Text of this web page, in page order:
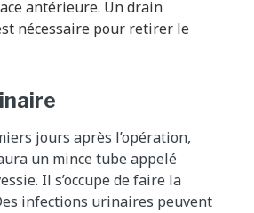
antérieure. Un drain
nécessaire pour retirer le
jours après l’opération,
un mince tube appelé
Il s’occupe de faire la
infections urinaires peuvent